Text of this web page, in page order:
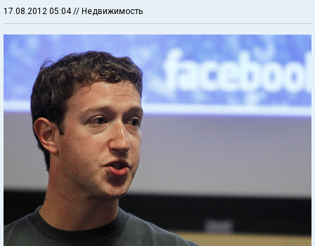
17.08.2012 05:04 // Недвижимость